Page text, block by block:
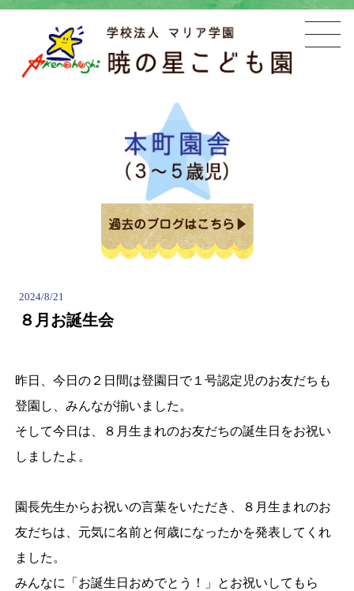
2024/8/21
８月お誕生会
昨日、今日の２日間は登園日で１号認定児のお友だちも
登園し、みんなが揃いました。
そして今日は、８月生まれのお友だちの誕生日をお祝い
しましたよ。
園長先生からお祝いの言葉をいただき、８月生まれのお
友だちは、元気に名前と何歳になったかを発表してくれ
ました。
みんなに「お誕生日おめでとう！」とお祝いしてもら